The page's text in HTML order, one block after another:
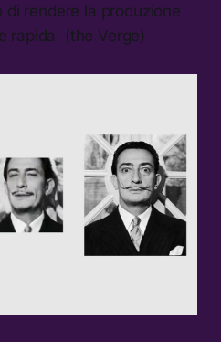
rendere la produzione
rapida. (the Verge)